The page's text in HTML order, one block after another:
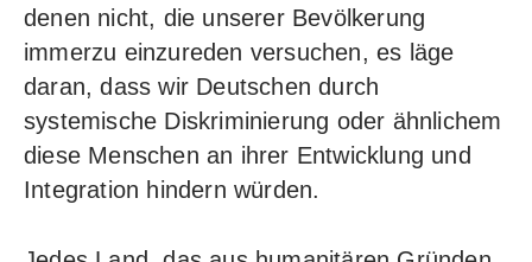
denen nicht, die unserer Bevölkerung
immerzu einzureden versuchen, es läge
daran, dass wir Deutschen durch
systemische Diskriminierung oder ähnlichem
diese Menschen an ihrer Entwicklung und
Integration hindern würden.